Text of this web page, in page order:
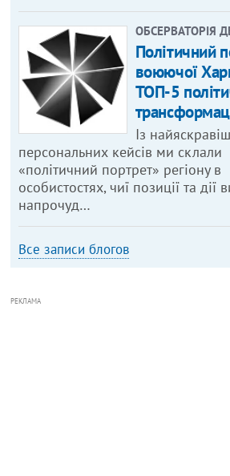
ОБСЕРВАТОРІЯ
Політичний
воюючої
ТОП-5
Із
персональних кейсів ми склали
«політичний портрет» регіону в
особистостях, чиї позиції та дії
напрочуд…
Все записи блогов
РЕКЛАМА